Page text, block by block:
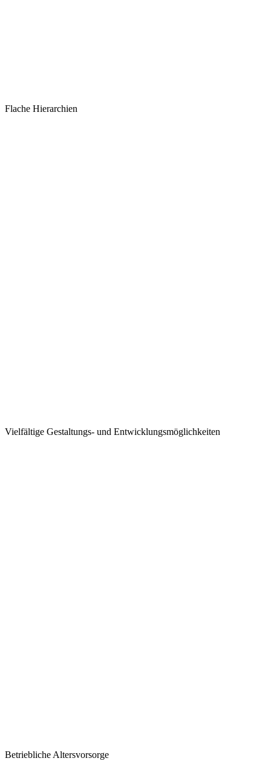
Flache Hierarchien
Vielfältige Gestaltungs- und Entwicklungsmöglichkeiten
Betriebliche Altersvorsorge